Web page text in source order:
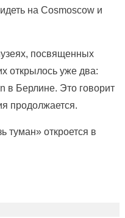
на Cosmoscow и
посвященных
открылось уже два:
в Берлине. Это говорит
продолжается.
туман» откроется в